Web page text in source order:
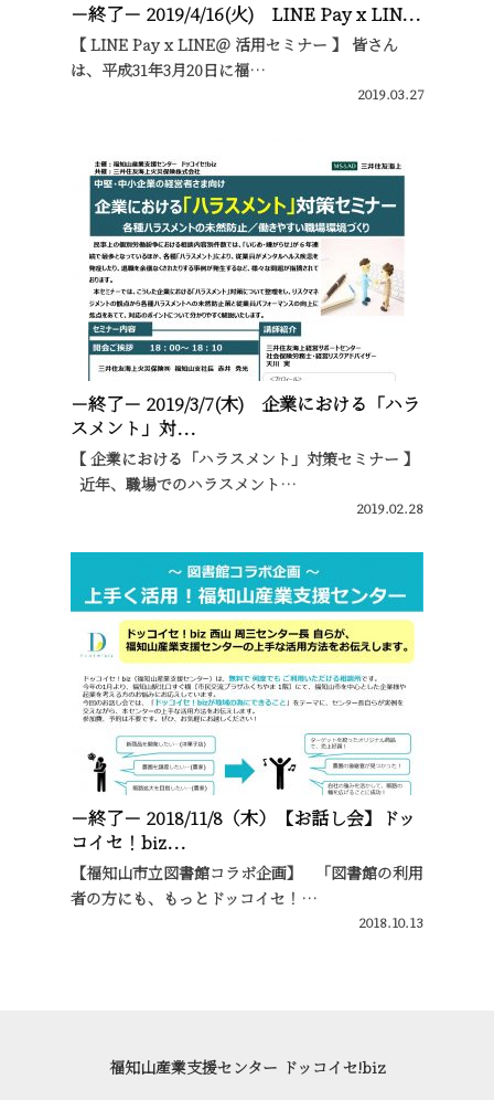
－終了－ 2019/4/16(火) LINE Pay x LIN...
【 LINE Pay x LINE＠ 活用セミナー 】 皆さん
は、平成31年3月20日に福…
2019.03.27
－終了－ 2019/3/7(木) 企業における「ハラ
スメント」対...
【 企業における「ハラスメント」対策セミナー 】
近年、職場でのハラスメント…
2019.02.28
－終了－ 2018/11/8（木）【お話し会】ドッ
コイセ！biz...
【福知山市立図書館コラボ企画】 「図書館の利用
者の方にも、もっとドッコイセ！…
2018.10.13
福知山産業支援センター ドッコイセ!biz